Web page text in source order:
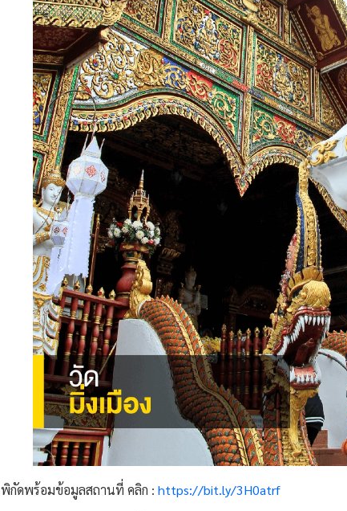
พิกัดพร้อมข้อมูลสถานที่ คลิก : https://bit.ly/3H0atrf